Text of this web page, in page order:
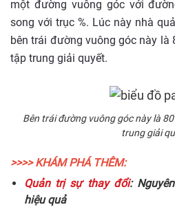
một đường vuông góc với
song với trục %. Lúc này nhà
bên trái đường vuông góc này là
tập trung giải quyết.
Bên trái đường vuông góc này là
trung giải
>>>> KHÁM PHÁ THÊM:
Quản trị sự thay đổi:
hiệu quả